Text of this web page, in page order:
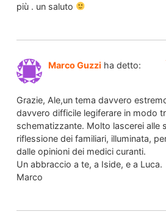
più . un saluto
Marco Guzzi ha detto:
Grazie, Ale,un tema davvero
davvero difficile legiferare in modo
schematizzante. Molto lascerei alle
riflessione dei familiari, illuminata,
dalle opinioni dei medici curanti.
Un abbraccio a te, a Iside, e a Luca.
Marco